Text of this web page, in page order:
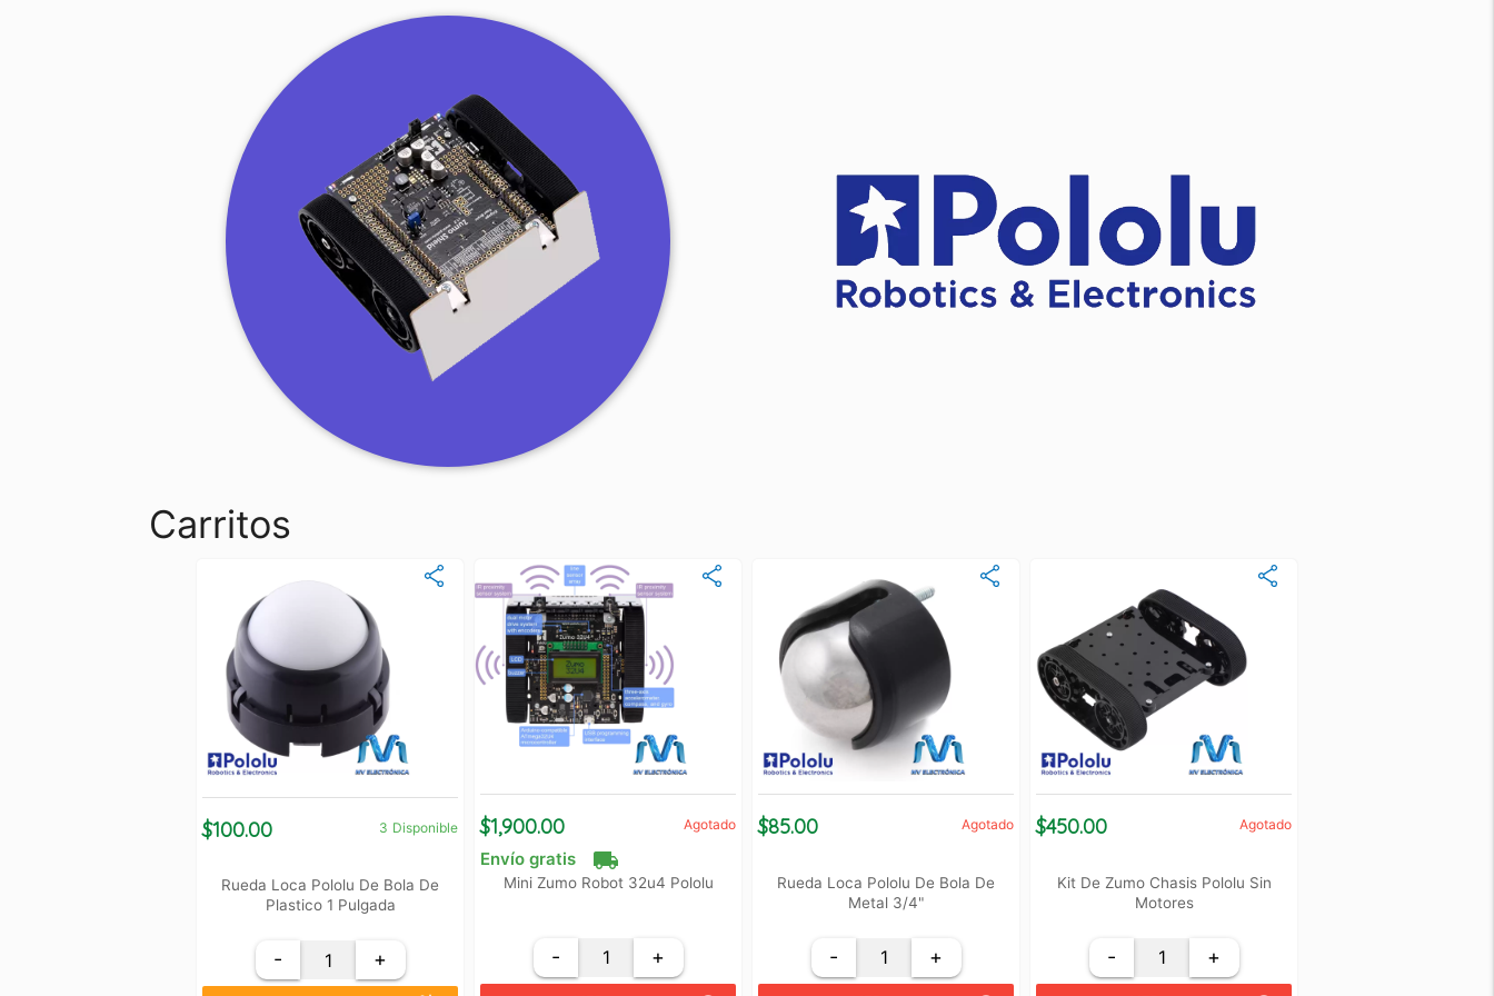
Carritos
$100.00 3 Disponible
Rueda Loca Pololu De Bola De
Plastico 1 Pulgada
- +
$1,900.00 Agotado
local_shipping
Envío gratis
Mini Zumo Robot 32u4 Pololu
- +
$85.00 Agotado
Rueda Loca Pololu De Bola De
Metal 3/4"
- +
$450.00 Agotado
Kit De Zumo Chasis Pololu Sin
Motores
- +